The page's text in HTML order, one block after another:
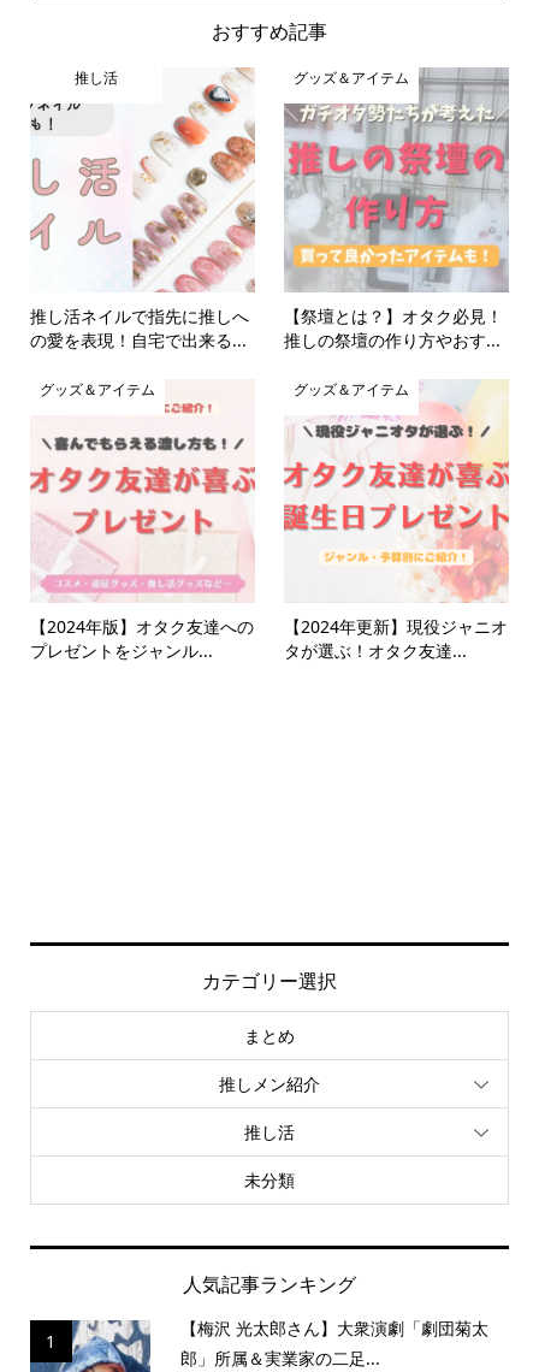
おすすめ記事
推し活
推し活ネイルで指先に推しへ
の愛を表現！自宅で出来る...
グッズ＆アイテム
【祭壇とは？】オタク必見！
推しの祭壇の作り方やおす...
グッズ＆アイテム
【2024年版】オタク友達への
プレゼントをジャンル...
グッズ＆アイテム
【2024年更新】現役ジャニオ
タが選ぶ！オタク友達...
カテゴリー選択
まとめ
推しメン紹介
推し活
未分類
人気記事ランキング
1
【梅沢 光太郎さん】大衆演劇「劇団菊太
郎」所属＆実業家の二足...